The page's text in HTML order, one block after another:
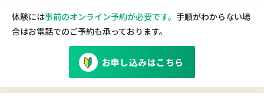
体験には事前のオンライン予約が必要です。 手順がわからない場
合はお電話でのご予約も承っております。
お申し込みはこちら